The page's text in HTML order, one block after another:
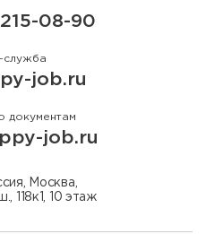
08-90
служба
job.ru
документам
job.ru
Москва,
118к1, 10 этаж